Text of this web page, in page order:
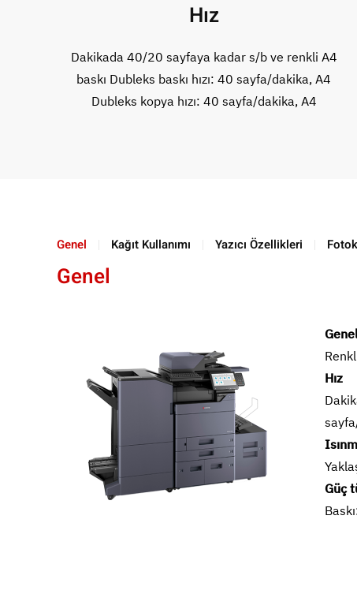
Hız
Dakikada 40/20 sayfaya kadar s/b ve renkli A4
baskı Dubleks baskı hızı: 40 sayfa/dakika, A4
Dubleks kopya hızı: 40 sayfa/dakika, A4
Genel Kağıt Kullanımı Yazıcı Özellikleri
Genel
Hız
Güç